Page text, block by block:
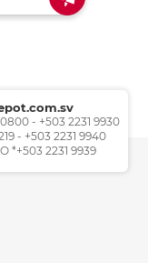
- +503 2231 9930
- +503 2231 9940
*+503 2231 9939